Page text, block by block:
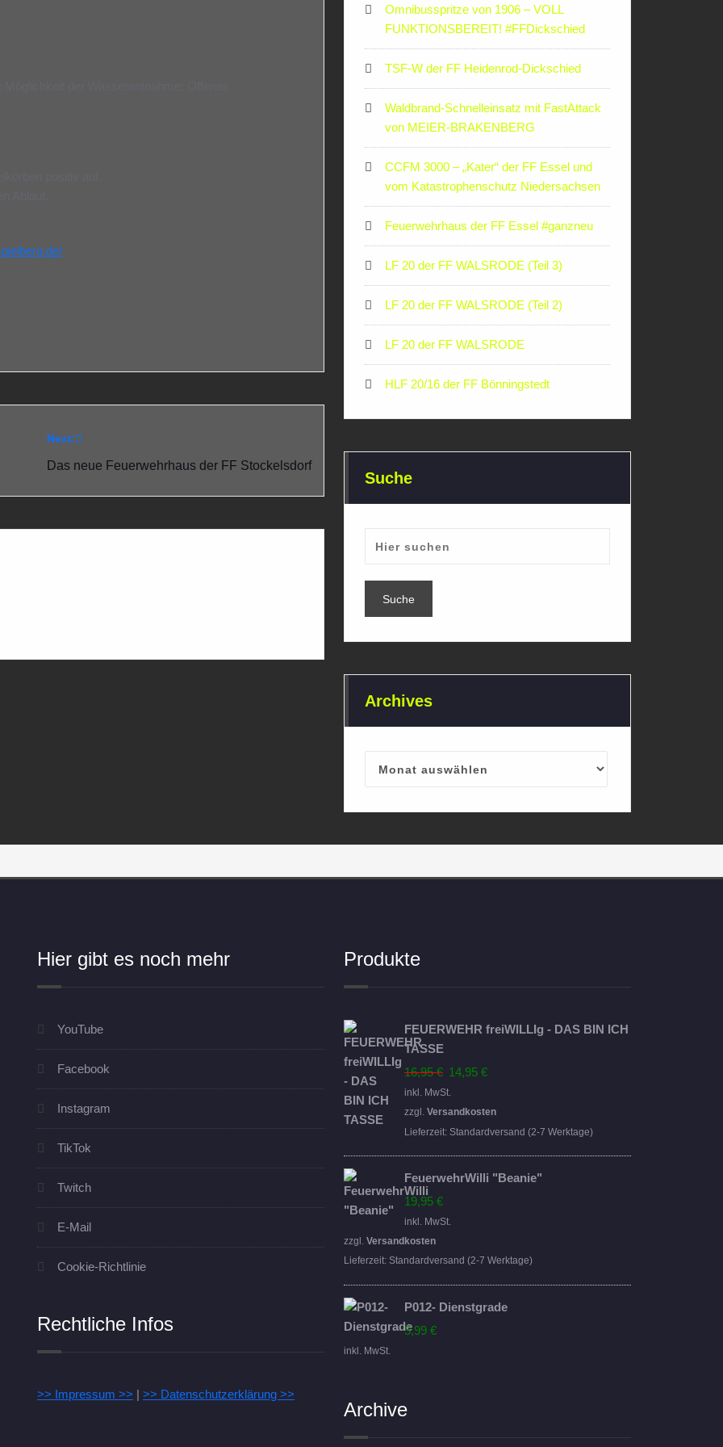
Next:
Das neue Feuerwehrhaus der FF Stockelsdorf
Omnibusspritze von 1906 – VOLL
FUNKTIONSBEREIT! #FFDickschied
TSF-W der FF Heidenrod-Dickschied
Waldbrand-Schnelleinsatz mit FastAttack
von MEIER-BRAKENBERG
CCFM 3000 – „Kater“ der FF Essel und
vom Katastrophenschutz Niedersachsen
Feuerwehrhaus der FF Essel #ganzneu
LF 20 der FF WALSRODE (Teil 3)
LF 20 der FF WALSRODE (Teil 2)
LF 20 der FF WALSRODE
HLF 20/16 der FF Bönningstedt
Suche
Archives
Hier gibt es noch mehr
YouTube
Facebook
Instagram
TikTok
Twitch
E-Mail
Cookie-Richtlinie
Rechtliche Infos
>> Impressum >> | >> Datenschutzerklärung >>
Produkte
FEUERWEHR freiWILLIg - DAS BIN ICH
TASSE
16,95€ Ursprünglicher
Preis
war:
16,95 €
14,95 €
ist:
14,95 €.
inkl. MwSt.
zzgl. Versandkosten
Lieferzeit: Standardversand (2-7 Werktage)
FeuerwehrWilli "Beanie"
19,95 €
inkl. MwSt.
zzgl. Versandkosten
Lieferzeit: Standardversand (2-7 Werktage)
P012- Dienstgrade
5,99 €
inkl. MwSt.
Archive